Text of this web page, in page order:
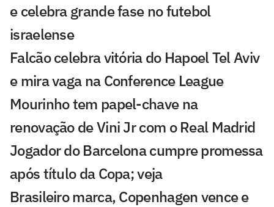
e celebra grande fase no futebol
israelense
Falcão celebra vitória do Hapoel Tel Aviv
e mira vaga na Conference League
Mourinho tem papel-chave na
renovação de Vini Jr com o Real Madrid
Jogador do Barcelona cumpre promessa
após título da Copa; veja
Brasileiro marca, Copenhagen vence e